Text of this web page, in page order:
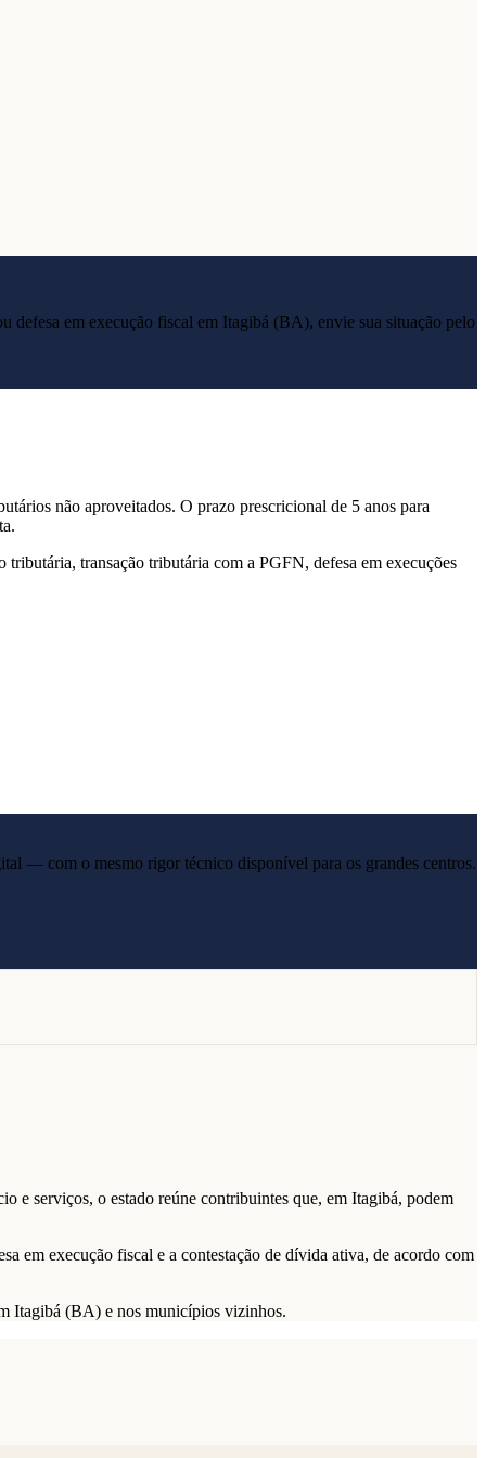
defesa em execução fiscal em Itagibá (BA), envie sua situação pelo
não aproveitados. O prazo prescricional de 5 anos para
transação tributária com a PGFN, defesa em execuções
— com o mesmo rigor técnico disponível para os grandes centros.
e serviços, o estado reúne contribuintes que, em Itagibá, podem
em execução fiscal e a contestação de dívida ativa, de acordo com
Itagibá (BA) e nos municípios vizinhos.